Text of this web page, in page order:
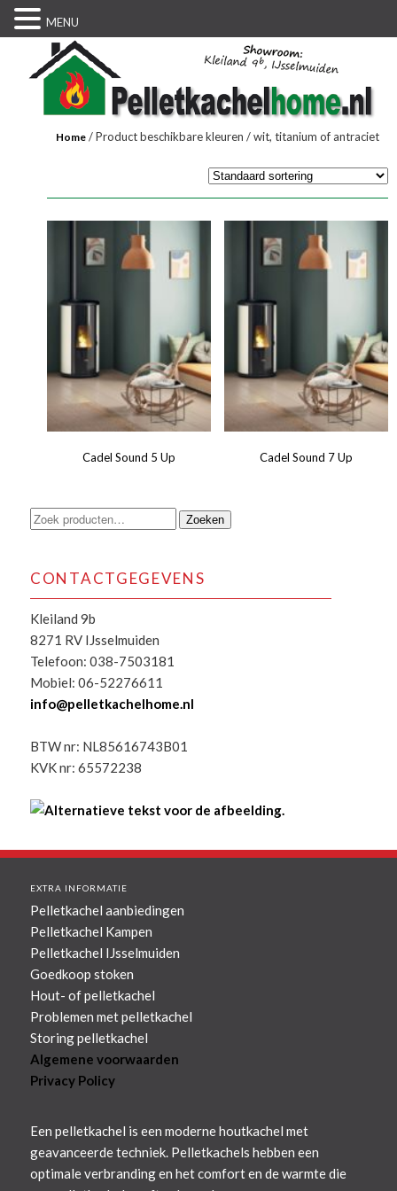
Home / Product beschikbare kleuren / wit, titanium of antraciet
Cadel Sound 5 Up Cadel Sound 7 Up
Zoeken
Zoeken
CONTACTGEGEVENS
Kleiland 9b
8271 RV IJsselmuiden
Telefoon: 038-7503181
Mobiel: 06-52276611
info@pelletkachelhome.nl
BTW nr: NL85616743B01
KVK nr: 65572238
EXTRA INFORMATIE
Pelletkachel aanbiedingen
Pelletkachel Kampen
Pelletkachel IJsselmuiden
Goedkoop stoken
Hout- of pelletkachel
Problemen met pelletkachel
Storing pelletkachel
Algemene voorwaarden
Privacy Policy
Een pelletkachel is een moderne houtkachel met
geavanceerde techniek. Pelletkachels hebben een
optimale verbranding en het comfort en de warmte die
MENU